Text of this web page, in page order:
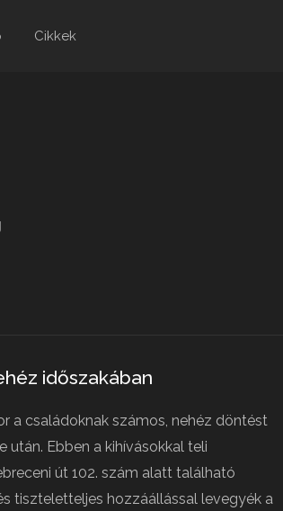
Cikkek
időszakában
a családoknak számos, nehéz döntést
Ebben a kihívásokkal teli
út 102. szám alatt található
tiszteletteljes hozzáállással levegyék a